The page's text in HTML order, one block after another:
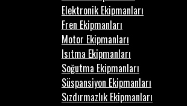
Elektronik Ekipmanları
Fren Ekipmanları
Motor Ekipmanları
Isıtma Ekipmanları
Soğutma Ekipmanları
Süspansiyon Ekipmanları
Sızdırmazlık Ekipmanları